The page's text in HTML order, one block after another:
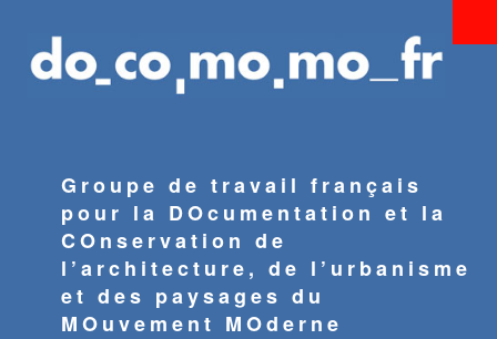
contenu
principal
Groupe de travail français
pour la DOcumentation et la
COnservation de
l’architecture, de l’urbanisme
et des paysages du
MOuvement MOderne